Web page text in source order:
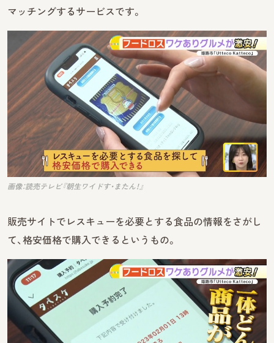
マッチングするサービスです。
画像：読売テレビ『朝生ワイドす・またん！』
販売サイトでレスキューを必要とする食品の情報をさがし
て、格安価格で購入できるというもの。